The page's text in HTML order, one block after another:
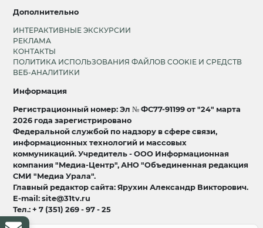
Дополнительно
ИНТЕРАКТИВНЫЕ ЭКСКУРСИИ
РЕКЛАМА
КОНТАКТЫ
ПОЛИТИКА ИСПОЛЬЗОВАНИЯ ФАЙЛОВ COOKIE И СРЕДСТВ
ВЕБ-АНАЛИТИКИ
Информация
Регистрационный номер: Эл № ФС77-91199 от "24" марта
2026 года зарегистрировано
Федеральной службой по надзору в сфере связи,
информационных технологий и массовых
коммуникаций. Учредитель - ООО Информационная
компания "Медиа-Центр", АНО "Объединенная редакция
СМИ "Медиа Урала".
Главный редактор сайта: Ярухин Александр Викторович.
E-mail: site@31tv.ru
Тел.: + 7 (351) 269 - 97 - 25
18+